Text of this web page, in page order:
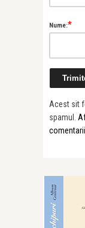
Nume:*
Acest sit
spamul.